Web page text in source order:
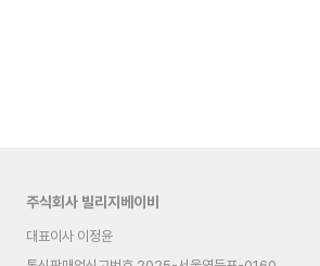
주식회사 빌리지베이비
대표이사 이정윤